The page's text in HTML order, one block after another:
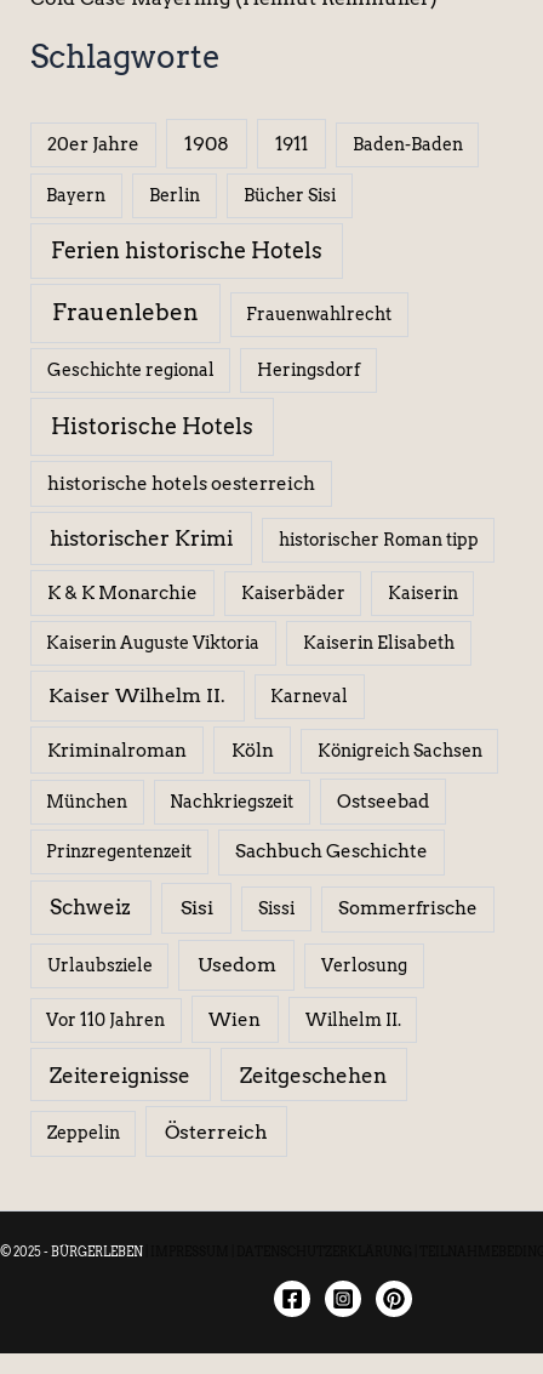
Schlagworte
20er Jahre 1908 1911 Baden-Baden
Bayern Berlin Bücher Sisi
Ferien historische Hotels
Frauenleben Frauenwahlrecht
Geschichte regional Heringsdorf
Historische Hotels
historische hotels oesterreich
historischer Krimi historischer Roman tipp
K & K Monarchie Kaiserbäder Kaiserin
Kaiserin Auguste Viktoria Kaiserin Elisabeth
Kaiser Wilhelm II. Karneval
Kriminalroman Köln Königreich Sachsen
München Nachkriegszeit Ostseebad
Prinzregentenzeit Sachbuch Geschichte
Schweiz Sisi Sissi Sommerfrische
Urlaubsziele Usedom Verlosung
Vor 110 Jahren Wien Wilhelm II.
Zeitereignisse Zeitgeschehen
Zeppelin Österreich
© 2025 - BÜRGERLEBEN